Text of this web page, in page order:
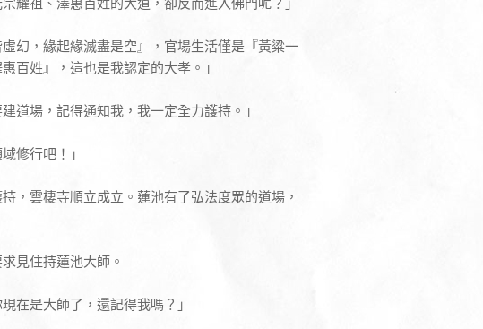
耀祖、澤惠百姓的大道，卻反而進入佛門呢？」
幻，緣起緣滅盡是空』，官場生活僅是『黃粱一
百姓』，這也是我認定的大孝。」
道場，記得通知我，我一定全力護持。」
修行吧！」
，雲棲寺順立成立。蓮池有了弘法度眾的道場，
見住持蓮池大師。
在是大師了，還記得我嗎？」